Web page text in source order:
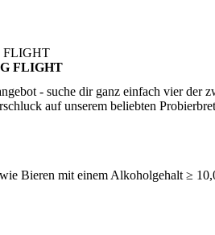
FLIGHT
FLIGHT
- suche dir ganz einfach vier der
auf unserem beliebten
Bieren mit einem Alkoholgehalt ≥